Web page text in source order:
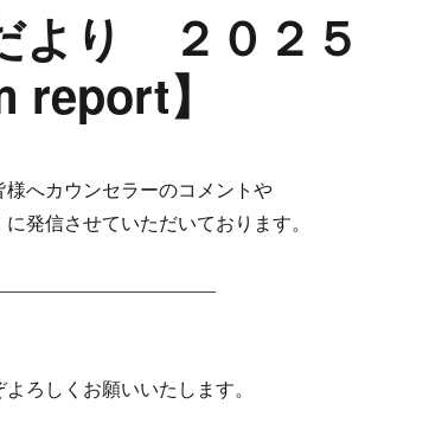
より ２０２５
】
へカウンセラーのコメントや
発信させていただいております。
ろしくお願いいたします。